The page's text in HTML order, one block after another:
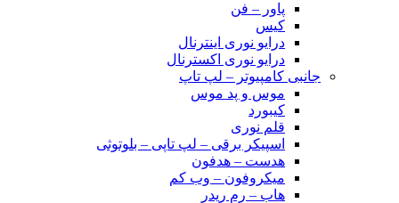
پاور – فن
کیس
درایو نوری اینترنال
درایو نوری اکسترنال
جانبی کامپیوتر – لپ تاپ
موس و پد موس
کیبورد
قلم نوری
اسپیکر برقی – لپ تاپی – بلوتوثی
هدست – هدفون
میکروفون – وب کم
هاب – رم ریدر